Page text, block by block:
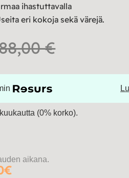
ihastuttavalla
eri kokoja sekä värejä.
€
246,00 €
-
(0% korko).
aikana.